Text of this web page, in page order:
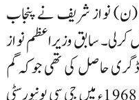
(ن) نواز شریف نے پنجاب
سابق وزیراعظم نواز
کی ڈگری حاصل کی تھی جوکہ گم